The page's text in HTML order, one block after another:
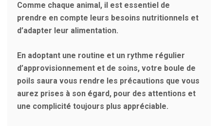
Comme chaque animal, il est essentiel de
prendre en compte leurs besoins nutritionnels et
d’adapter leur alimentation.
En adoptant une routine et un rythme régulier
d’approvisionnement et de soins, votre boule de
poils saura vous rendre les précautions que vous
aurez prises à son égard, pour des attentions et
une complicité toujours plus appréciable.